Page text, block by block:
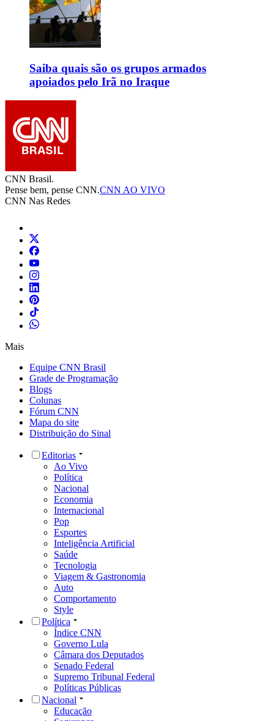
Saiba quais são os grupos armados
apoiados pelo Irã no Iraque
CNN Brasil.
Pense bem, pense CNN.CNN AO VIVO
CNN Nas Redes
Mais
Equipe CNN Brasil
Grade de Programação
Blogs
Colunas
Fórum CNN
Mapa do site
Distribuição do Sinal
Editorias
Ao Vivo
Política
Nacional
Economia
Internacional
Pop
Esportes
Inteligência Artificial
Saúde
Tecnologia
Viagem & Gastronomia
Auto
Comportamento
Style
Política
Índice CNN
Governo Lula
Câmara dos Deputados
Senado Federal
Supremo Tribunal Federal
Políticas Públicas
Nacional
Educação